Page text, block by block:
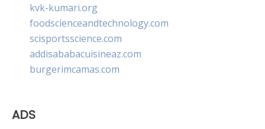
kvk-kumari.org
foodscienceandtechnology.com
scisportsscience.com
addisababacuisineaz.com
burgerimcamas.com
ADS